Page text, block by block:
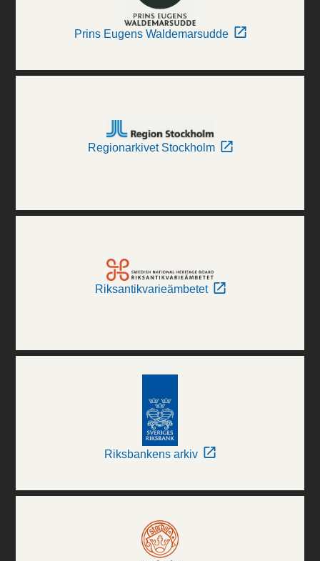
Prins Eugens Waldemarsudde
Regionarkivet Stockholm
Riksantikvarieämbetet
Riksbankens arkiv